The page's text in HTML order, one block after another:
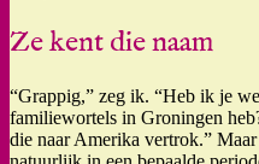
Ze kent die naam
“Grappig,” zeg ik. “Heb ik je
familiewortels in Groningen
die naar Amerika vertrok.”